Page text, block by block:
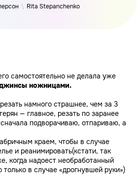
\ Rita Stepanchenko
самостоятельно не делала уже
ножницами.
намного страшнее, чем за 3
— главное, резать по заранее
подворачиваю, отпариваю, а
краем, чтобы в случае
и реанимировать(кстати, так
когда надоест необработанный
только в случае «дрогнувшей руки»)